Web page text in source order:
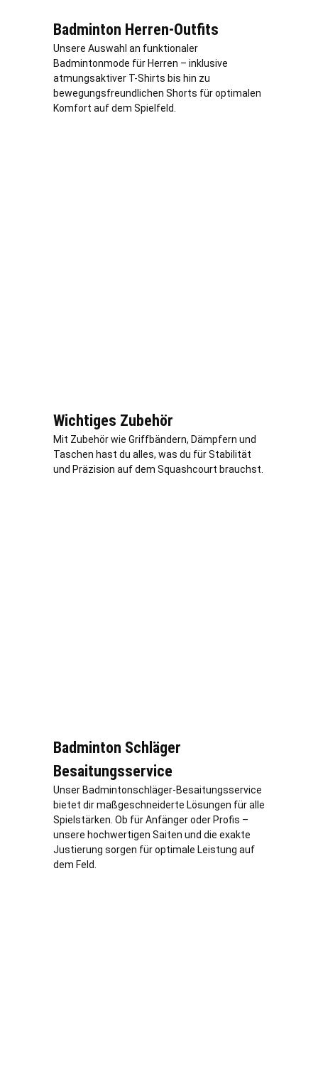
Badminton Herren-Outfits
Unsere Auswahl an funktionaler
Badmintonmode für Herren – inklusive
atmungsaktiver T-Shirts bis hin zu
bewegungsfreundlichen Shorts für optimalen
Komfort auf dem Spielfeld.
Wichtiges Zubehör
Mit Zubehör wie Griffbändern, Dämpfern und
Taschen hast du alles, was du für Stabilität
und Präzision auf dem Squashcourt brauchst.
Badminton Schläger
Besaitungsservice
Unser Badmintonschläger-Besaitungsservice
bietet dir maßgeschneiderte Lösungen für alle
Spielstärken. Ob für Anfänger oder Profis –
unsere hochwertigen Saiten und die exakte
Justierung sorgen für optimale Leistung auf
dem Feld.